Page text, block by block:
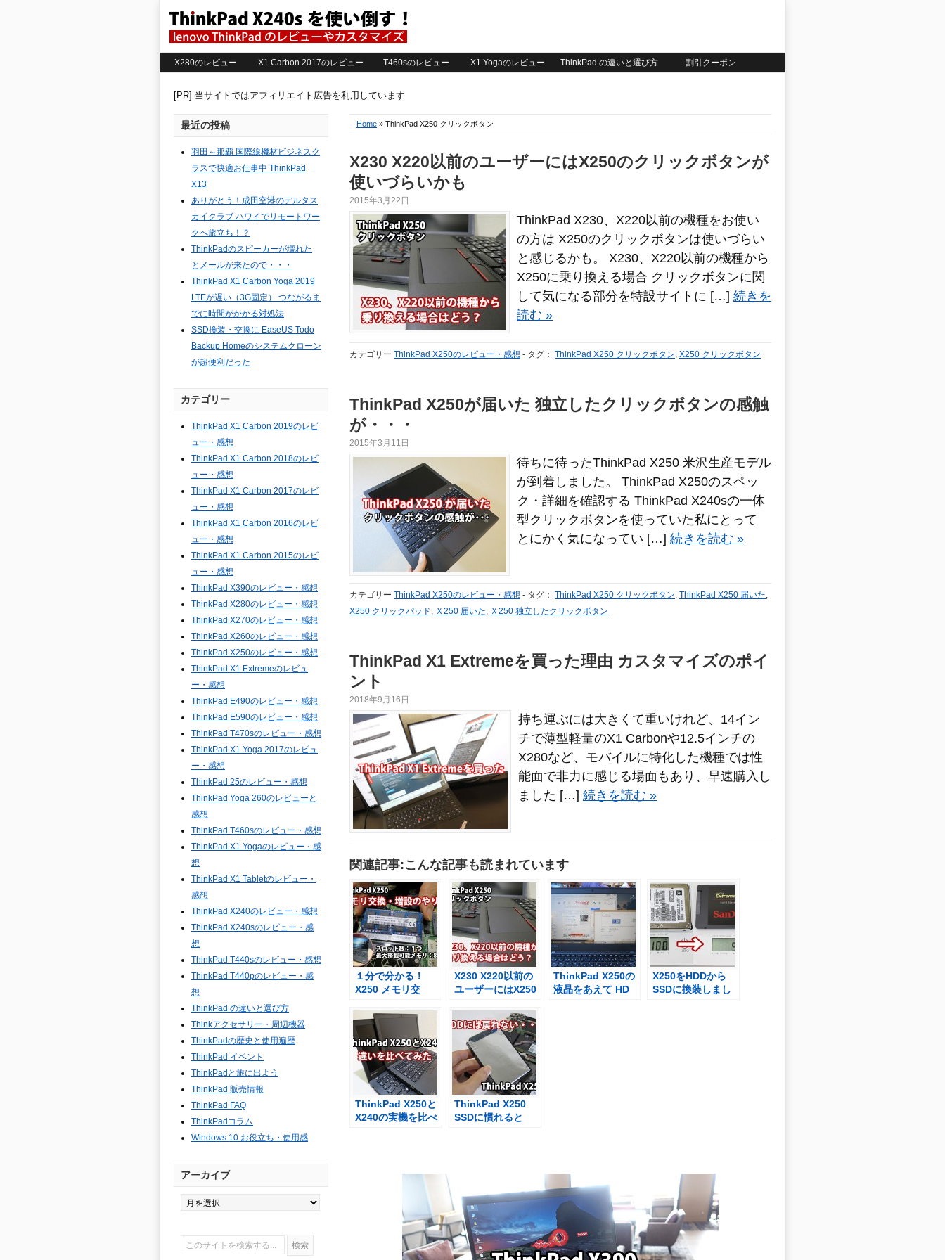
X280のレビュー X1 Carbon 2017のレビュー T460sのレビュー X1 Yogaのレビュー ThinkPad の違いと選び方 割引クーポン
[PR] 当サイトではアフィリエイト広告を利用しています
Home » ThinkPad X250 クリックボタン
X230 X220以前のユーザーにはX250のクリックボタンが
使いづらいかも
2015年3月22日
ThinkPad X230、X220以前の機種をお使い
の方は X250のクリックボタンは使いづらい
と感じるかも。 X230、X220以前の機種から
X250に乗り換える場合 クリックボタンに関
して気になる部分を特設サイトに […] 続きを
読む »
カテゴリー ThinkPad X250のレビュー・感想 - タグ： ThinkPad X250 クリックボタン, X250 クリックボタン
ThinkPad X250が届いた 独立したクリックボタンの感触
が・・・
2015年3月11日
待ちに待ったThinkPad X250 米沢生産モデル
が到着しました。 ThinkPad X250のスペッ
ク・詳細を確認する ThinkPad X240sの一体
型クリックボタンを使っていた私にとって
とにかく気になってい […] 続きを読む »
カテゴリー ThinkPad X250のレビュー・感想 - タグ： ThinkPad X250 クリックボタン, ThinkPad X250 届いた,
X250 クリックパッド, Ｘ250 届いた, Ｘ250 独立したクリックボタン
ThinkPad X1 Extremeを買った理由 カスタマイズのポイ
ント
2018年9月16日
持ち運ぶには大きくて重いけれど、14イン
チで薄型軽量のX1 Carbonや12.5インチの
X280など、モバイルに特化した機種では性
能面で非力に感じる場面もあり、早速購入し
ました […] 続きを読む »
関連記事:こんな記事も読まれています
１分で分かる！
X250 メモリ交
像】
X230 X220以前の
ユーザーにはX250
が使いづらいかも
ThinkPad X250の
液晶をあえて HD
X250をHDDから
SSDに換装しまし
ThinkPad X250と
X240の実機を比べ
ThinkPad X250
SSDに慣れると
最近の投稿
羽田～那覇 国際線機材ビジネスク
ラスで快適お仕事中 ThinkPad
X13
ありがとう！成田空港のデルタス
カイクラブ ハワイでリモートワー
クへ旅立ち！？
ThinkPadのスピーカーが壊れた
とメールが来たので・・・
ThinkPad X1 Carbon Yoga 2019
LTEが遅い（3G固定） つながるま
でに時間がかかる対処法
SSD換装・交換に EaseUS Todo
Backup Homeのシステムクローン
が超便利だった
カテゴリー
ThinkPad X1 Carbon 2019のレビ
ュー・感想
ThinkPad X1 Carbon 2018のレビ
ュー・感想
ThinkPad X1 Carbon 2017のレビ
ュー・感想
ThinkPad X1 Carbon 2016のレビ
ュー・感想
ThinkPad X1 Carbon 2015のレビ
ュー・感想
ThinkPad X390のレビュー・感想
ThinkPad X280のレビュー・感想
ThinkPad X270のレビュー・感想
ThinkPad X260のレビュー・感想
ThinkPad X250のレビュー・感想
ThinkPad X1 Extremeのレビュ
ー・感想
ThinkPad E490のレビュー・感想
ThinkPad E590のレビュー・感想
ThinkPad T470sのレビュー・感想
ThinkPad X1 Yoga 2017のレビュ
ー・感想
ThinkPad 25のレビュー・感想
ThinkPad Yoga 260のレビューと
感想
ThinkPad T460sのレビュー・感想
ThinkPad X1 Yogaのレビュー・感
想
ThinkPad X1 Tabletのレビュー・
感想
ThinkPad X240のレビュー・感想
ThinkPad X240sのレビュー・感
想
ThinkPad T440sのレビュー・感想
ThinkPad T440pのレビュー・感
想
ThinkPad の違いと選び方
Thinkアクセサリー・周辺機器
ThinkPadの歴史と使用遍歴
ThinkPad イベント
ThinkPadと旅に出よう
ThinkPad 販売情報
ThinkPad FAQ
ThinkPadコラム
Windows 10 お役立ち・使用感
アーカイブ